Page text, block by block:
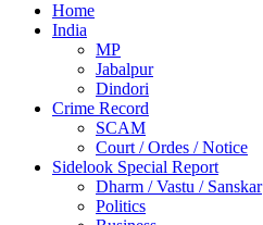
Home
India
MP
Jabalpur
Dindori
Crime Record
SCAM
Court / Ordes / Notice
Sidelook Special Report
Dharm / Vastu / Sanskar
Politics